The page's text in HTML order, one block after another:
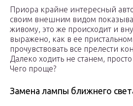
Приора крайне интересный
своим внешним видом
живому, это же происходит и
выражено, как в ее
прочувствовать все прелести
Далеко ходить не станем,
Чего проще?
Замена лампы ближнего